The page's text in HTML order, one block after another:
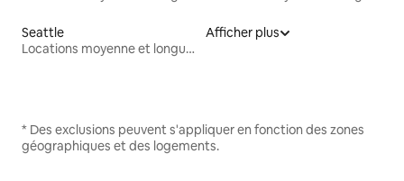
Seattle
Locations moyenne et longue durée
Afficher plus
* Des exclusions peuvent s'appliquer en fonction des zones
géographiques et des logements.